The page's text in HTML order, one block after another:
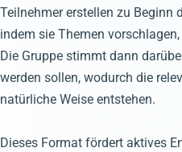
Teilnehmer erstellen zu Beginn
indem sie Themen
Die Gruppe stimmt dann
werden sollen, wodurch die
natürliche Weise entstehen.
Dieses Format fördert aktives